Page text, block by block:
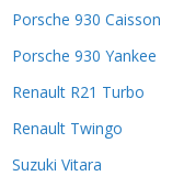
Porsche 930 Caisson
Porsche 930 Yankee
Renault R21 Turbo
Renault Twingo
Suzuki Vitara